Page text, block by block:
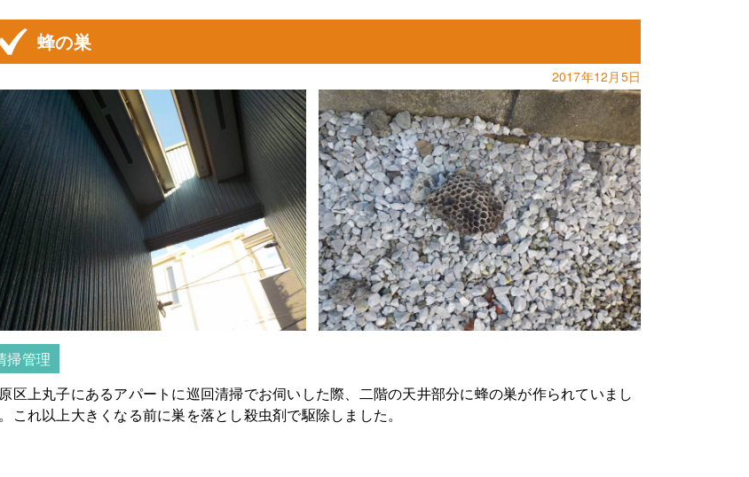
蜂の巣
2017年12月5日
掃管理
区上丸子にあるアパートに巡回清掃でお伺いした際、二階の天井部分に蜂の巣が作られていまし
これ以上大きくなる前に巣を落とし殺虫剤で駆除しました。